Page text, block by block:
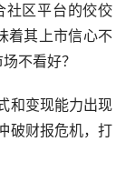
社区平台的佼佼
着其上市信心不
不看好？
和变现能力出现
破财报危机，打